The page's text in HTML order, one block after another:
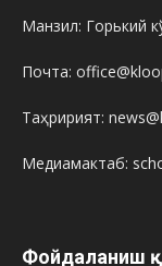
Манзил: Горький
Почта:
Таҳририят:
Медиамактаб:
Фойдаланиш